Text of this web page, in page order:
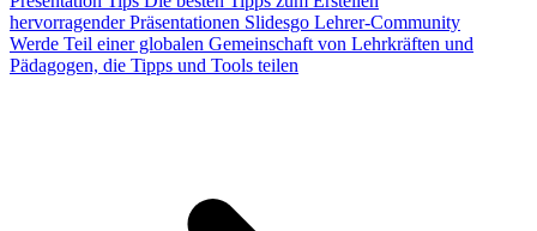
hervorragender Präsentationen Slidesgo Lehrer-Community
Werde Teil einer globalen Gemeinschaft von Lehrkräften und
Pädagogen, die Tipps und Tools teilen